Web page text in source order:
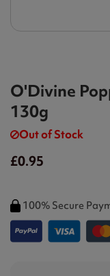
O'Divine
130g
Out of Stock
£0.95
100% Secure